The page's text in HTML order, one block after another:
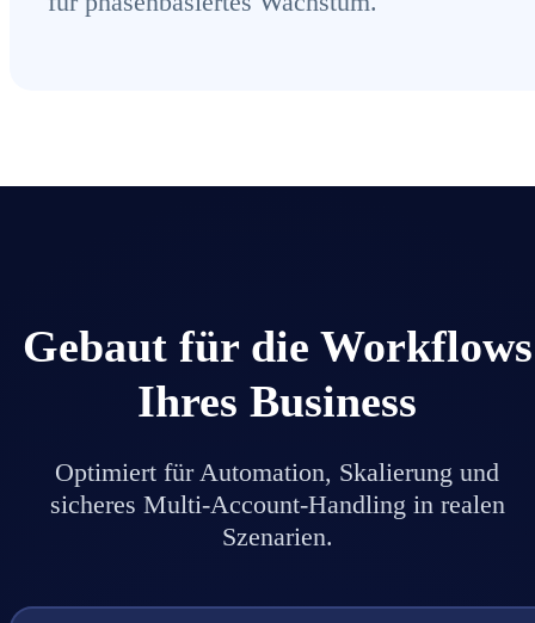
Gebaut für die Workflows
Ihres Business
Optimiert für Automation, Skalierung und
sicheres Multi-Account-Handling in realen
Szenarien.